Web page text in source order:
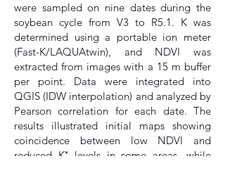
were sampled on nine dates during the
soybean cycle from V3 to R5.1. K was
determined using a portable ion meter
(Fast-K/LAQUAtwin), and NDVI was
extracted from images with a 15 m buffer
per point. Data were integrated into
QGIS (IDW interpolation) and analyzed by
Pearson correlation for each date. The
results illustrated initial maps showing
coincidence between low NDVI and
reduced K⁺ levels in some areas, while